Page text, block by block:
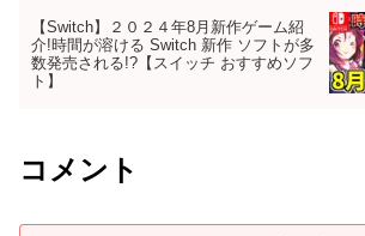
【Switch】２０２４年8月新作ゲーム紹
介!時間が溶ける Switch 新作 ソフトが多
数発売される!?【スイッチ おすすめソフ
ト】
コメント